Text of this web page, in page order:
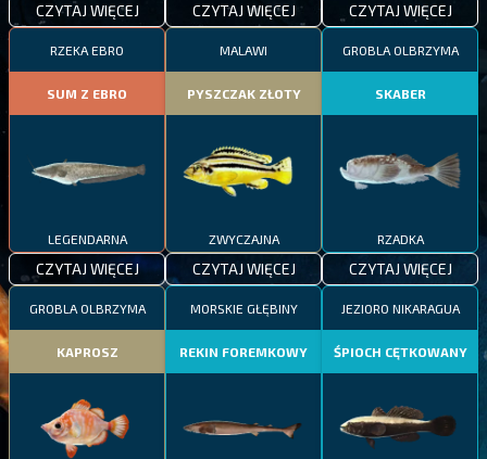
CZYTAJ WIĘCEJ CZYTAJ WIĘCEJ CZYTAJ WIĘCEJ
RZEKA EBRO
SUM Z EBRO
LEGENDARNA
CZYTAJ WIĘCEJ
MALAWI
PYSZCZAK ZŁOTY
ZWYCZAJNA
CZYTAJ WIĘCEJ
GROBLA OLBRZYMA
SKABER
RZADKA
CZYTAJ WIĘCEJ
GROBLA OLBRZYMA
KAPROSZ
MORSKIE GŁĘBINY
REKIN FOREMKOWY
JEZIORO NIKARAGUA
ŚPIOCH CĘTKOWANY